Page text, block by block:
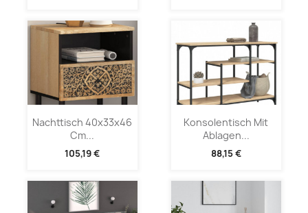
Nachttisch 40x33x46
Cm...
105,19 €
Konsolentisch Mit
Ablagen...
88,15 €